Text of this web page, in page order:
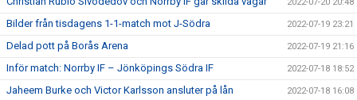
Bilder från tisdagens 1-1-match mot J-Södra 2022-07-19 23:21
Delad pott på Borås Arena 2022-07-19 21:16
Inför match: Norrby IF – Jönköpings Södra IF 2022-07-18 18:52
Jaheem Burke och Victor Karlsson ansluter på lån 2022-07-18 16:08